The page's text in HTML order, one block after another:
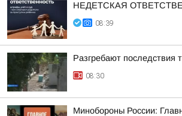
НЕДЕТСКАЯ
08:39
Разгребают последствия
08:30
Минобороны России: